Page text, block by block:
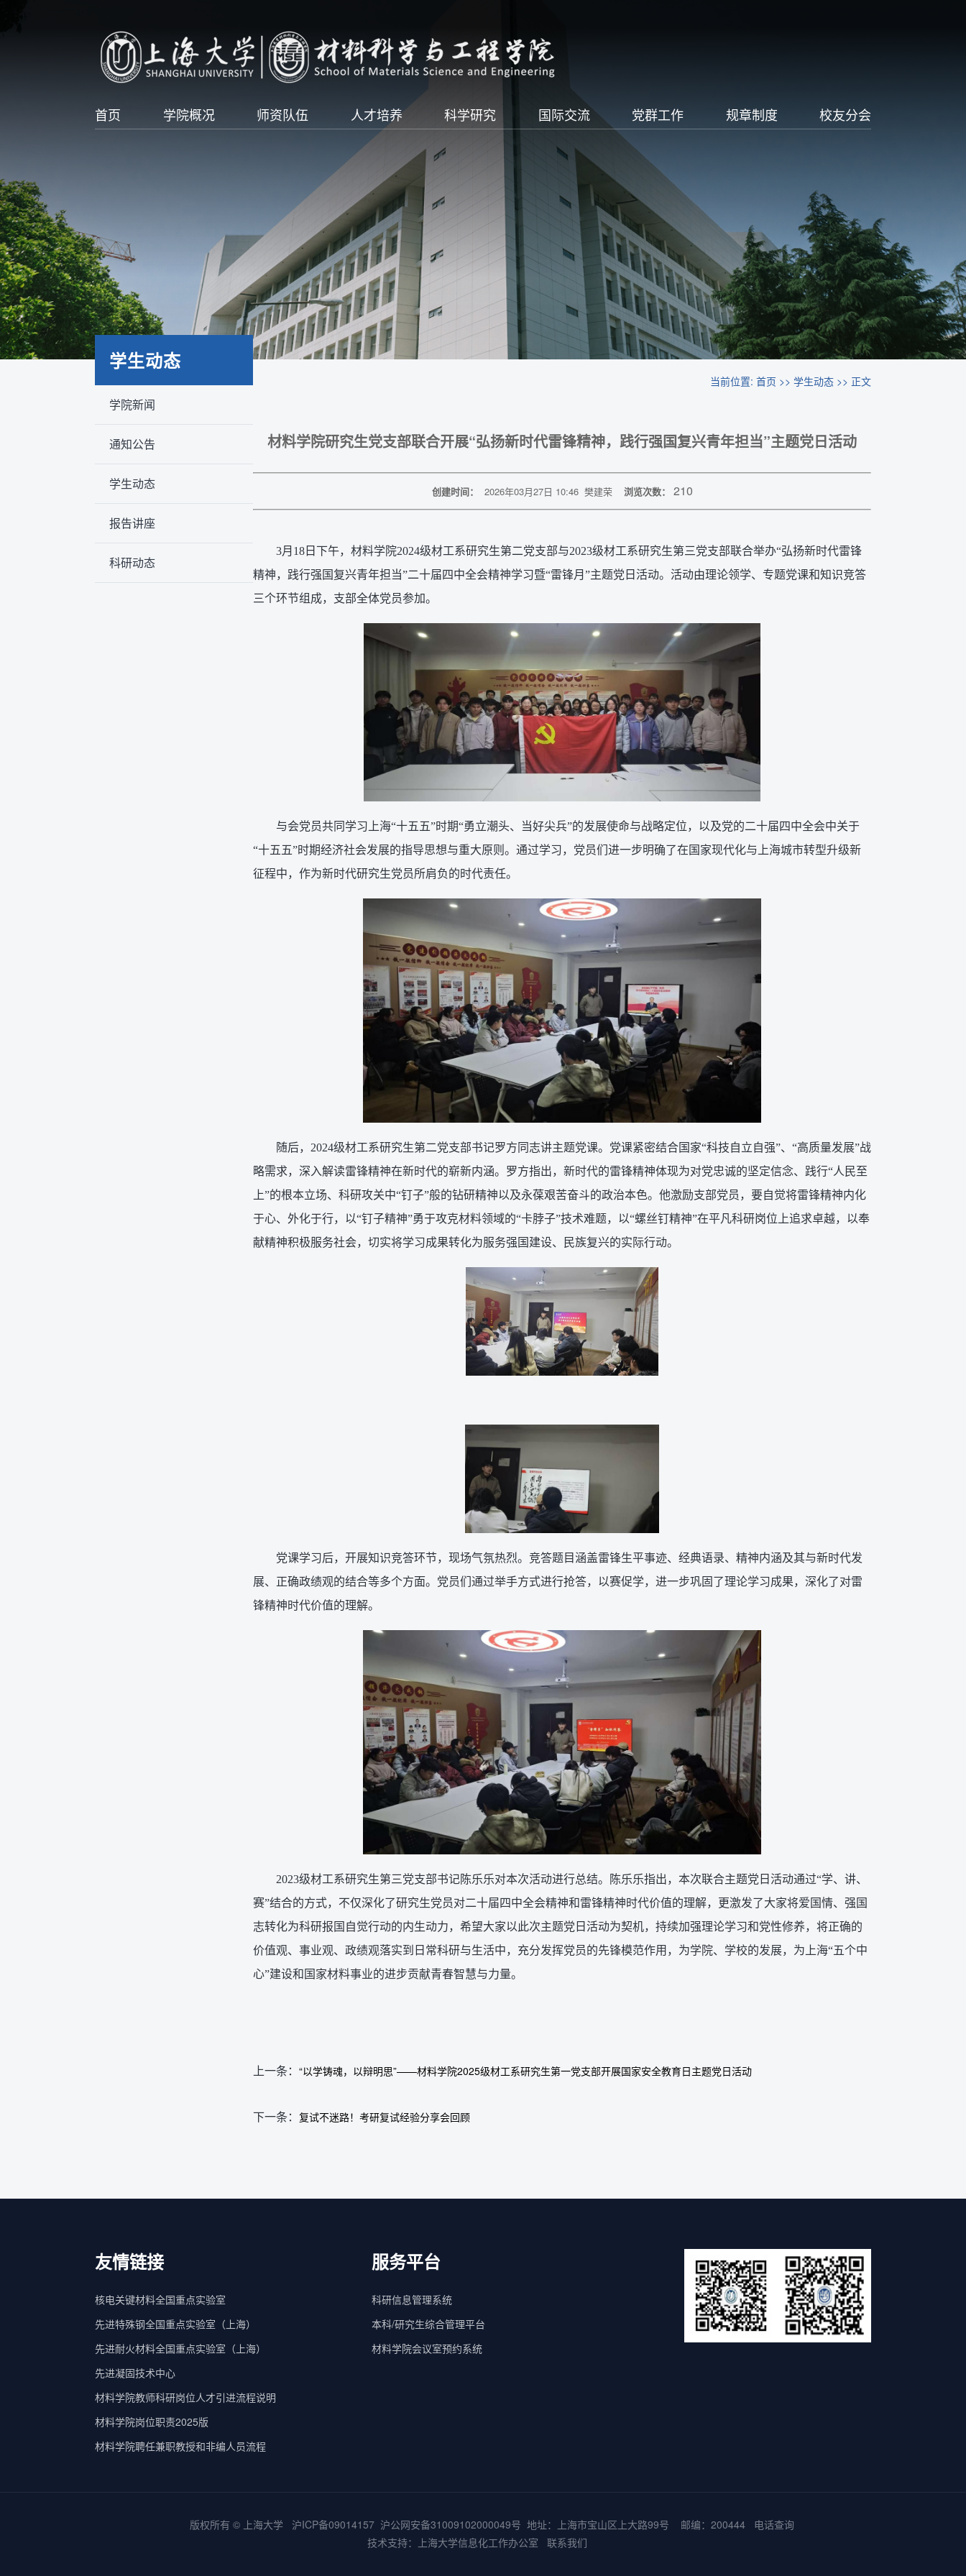
首页 学院概况 师资队伍 人才培养 科学研究 国际交流 党群工作 规章制度 校友分会
学生动态
学院新闻
通知公告
学生动态
报告讲座
科研动态
当前位置: 首页 >> 学生动态 >> 正文
材料学院研究生党支部联合开展“弘扬新时代雷锋精神，践行强国复兴青年担当”主题党日活动
创建时间： 2026年03月27日 10:46 樊建荣 浏览次数： 210
3月18日下午，材料学院2024级材工系研究生第二党支部与2023级材工系研究生第三党支部联合举办“弘扬新时代雷锋
精神，践行强国复兴青年担当”二十届四中全会精神学习暨“雷锋月”主题党日活动。活动由理论领学、专题党课和知识竞答
三个环节组成，支部全体党员参加。
与会党员共同学习上海“十五五”时期“勇立潮头、当好尖兵”的发展使命与战略定位，以及党的二十届四中全会中关于
“十五五”时期经济社会发展的指导思想与重大原则。通过学习，党员们进一步明确了在国家现代化与上海城市转型升级新
征程中，作为新时代研究生党员所肩负的时代责任。
随后，2024级材工系研究生第二党支部书记罗方同志讲主题党课。党课紧密结合国家“科技自立自强”、“高质量发展”战
略需求，深入解读雷锋精神在新时代的崭新内涵。罗方指出，新时代的雷锋精神体现为对党忠诚的坚定信念、践行“人民至
上”的根本立场、科研攻关中“钉子”般的钻研精神以及永葆艰苦奋斗的政治本色。他激励支部党员，要自觉将雷锋精神内化
于心、外化于行，以“钉子精神”勇于攻克材料领域的“卡脖子”技术难题，以“螺丝钉精神”在平凡科研岗位上追求卓越，以奉
献精神积极服务社会，切实将学习成果转化为服务强国建设、民族复兴的实际行动。
党课学习后，开展知识竞答环节，现场气氛热烈。竞答题目涵盖雷锋生平事迹、经典语录、精神内涵及其与新时代发
展、正确政绩观的结合等多个方面。党员们通过举手方式进行抢答，以赛促学，进一步巩固了理论学习成果，深化了对雷
锋精神时代价值的理解。
2023级材工系研究生第三党支部书记陈乐乐对本次活动进行总结。陈乐乐指出，本次联合主题党日活动通过“学、讲、
赛”结合的方式，不仅深化了研究生党员对二十届四中全会精神和雷锋精神时代价值的理解，更激发了大家将爱国情、强国
志转化为科研报国自觉行动的内生动力，希望大家以此次主题党日活动为契机，持续加强理论学习和党性修养，将正确的
价值观、事业观、政绩观落实到日常科研与生活中，充分发挥党员的先锋模范作用，为学院、学校的发展，为上海“五个中
心”建设和国家材料事业的进步贡献青春智慧与力量。
上一条： “以学铸魂，以辩明思”——材料学院2025级材工系研究生第一党支部开展国家安全教育日主题党日活动
下一条： 复试不迷路！考研复试经验分享会回顾
友情链接
核电关键材料全国重点实验室
先进特殊钢全国重点实验室（上海）
先进耐火材料全国重点实验室（上海）
先进凝固技术中心
材料学院教师科研岗位人才引进流程说明
材料学院岗位职责2025版
材料学院聘任兼职教授和非编人员流程
服务平台
科研信息管理系统
本科/研究生综合管理平台
材料学院会议室预约系统
版权所有 ©上海大学 沪ICP备09014157 沪公网安备31009102000049号 地址：上海市宝山区上大路99号 邮编：200444 电话查询
技术支持：
上海大学信息化工作办公室 联系我们